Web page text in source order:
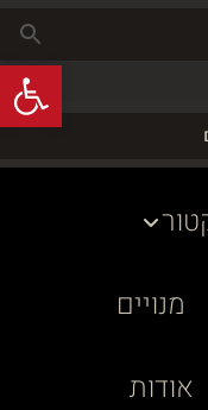
מנויים
אודות